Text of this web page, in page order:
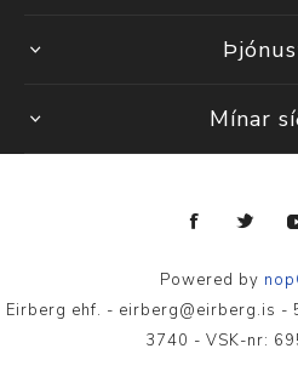
Mínar
Powered by
Eirberg ehf. - eirberg@eirberg.is
3740 - VSK-nr: